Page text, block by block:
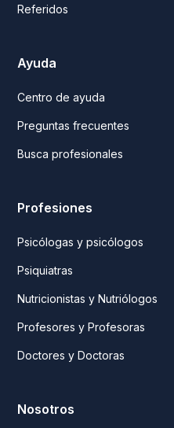
Referidos
Ayuda
Centro de ayuda
Preguntas frecuentes
Busca profesionales
Profesiones
Psicólogas y psicólogos
Psiquiatras
Nutricionistas y Nutriólogos
Profesores y Profesoras
Doctores y Doctoras
Nosotros